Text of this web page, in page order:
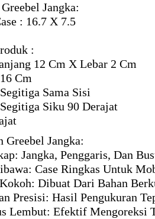
Jangka:
: 16.7 X 7.5
:
12 Cm X Lebar 2 Cm
Cm
Sama Sisi
Siku 90 Derajat
Greebel Jangka:
Jangka, Penggaris, Dan
Case Ringkas Untuk
Dibuat Dari Bahan
Presisi: Hasil Pengukuran
Lembut: Efektif Mengoreksi